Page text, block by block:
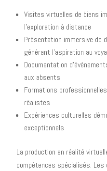
Visites virtuelles de biens
l'exploration à distance
Présentation immersive
générant l'aspiration au
Documentation
aux absents
Formations
réalistes
Expériences culturelles
exceptionnels
La production en réalité
compétences spécialisés.